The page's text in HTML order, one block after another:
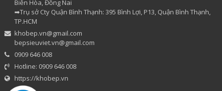
Biên Hòa, Đồng Nai
➡Trụ sở Cty Quận Bình Thạnh: 395 Bình Lợi, P13, Quận Bình Thạnh,
TP.HCM
khobep.vn@gmail.com
bepsieuviet.vn@gmail.com
0909 646 008
Hotline: 0909 646 008
https://khobep.vn